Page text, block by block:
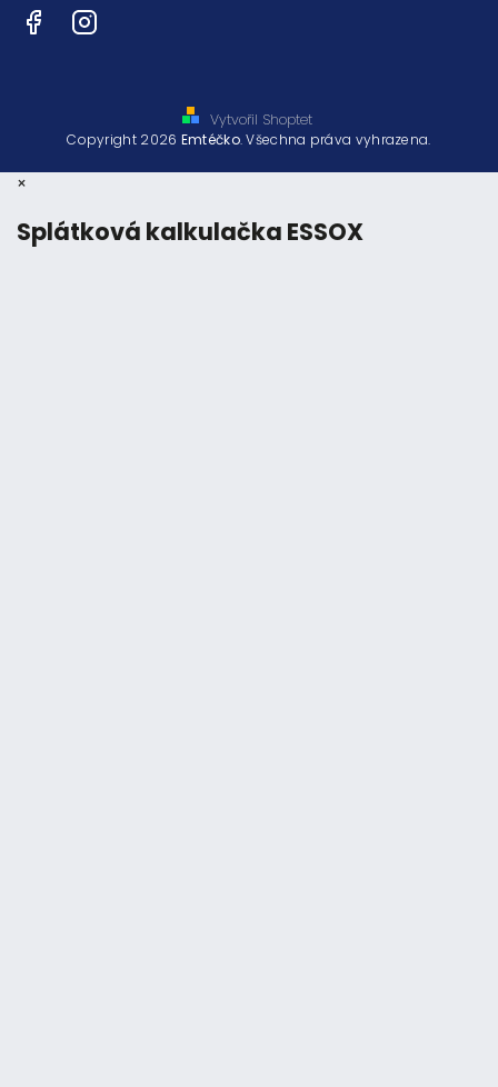
FacebookInstagram
Vytvořil Shoptet
Copyright 2026 Emtéčko. Všechna práva vyhrazena.
×
Splátková kalkulačka ESSOX